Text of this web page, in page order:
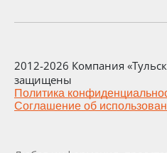
2012-2026 Компания
защищены
Политика
Соглашение об